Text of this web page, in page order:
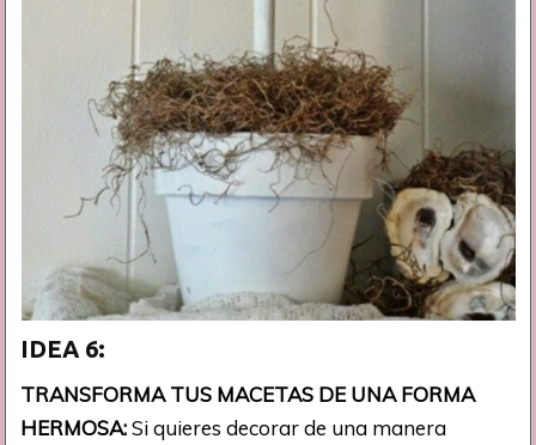
IDEA 6:
TRANSFORMA TUS MACETAS DE UNA FORMA
HERMOSA:Si quieres decorar de una manera